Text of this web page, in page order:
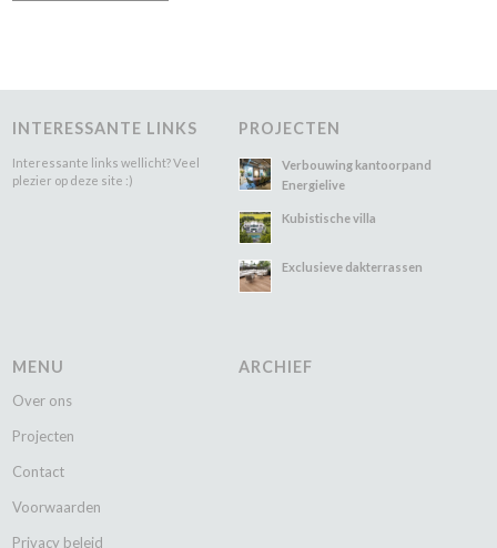
INTERESSANTE LINKS
Interessante links wellicht? Veel
plezier op deze site :)
PROJECTEN
Verbouwing kantoorpand
Energielive
Kubistische villa
Exclusieve dakterrassen
MENU
Over ons
Projecten
Contact
Voorwaarden
Privacy beleid
ARCHIEF